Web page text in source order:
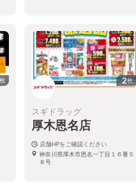
枚 2枚
スギドラッグ
厚木恩名店
店舗HPをご確認ください
神奈川県厚木市恩名一丁目１６番５
８号